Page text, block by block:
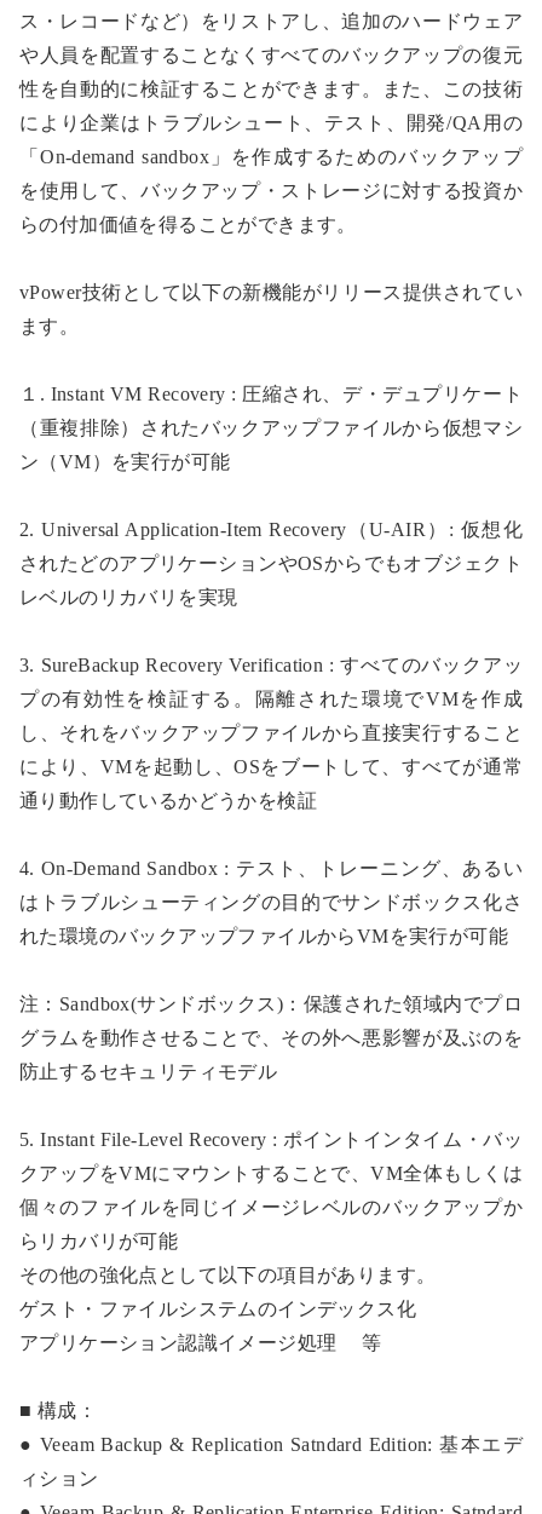
ス・レコードなど）をリストアし、追加のハードウェア
や人員を配置することなくすべてのバックアップの復元
性を自動的に検証することができます。また、この技術
により企業はトラブルシュート、テスト、開発/QA用の
「On-demand sandbox」を作成するためのバックアップ
を使用して、バックアップ・ストレージに対する投資か
らの付加価値を得ることができます。
vPower技術として以下の新機能がリリース提供されてい
ます。
１. Instant VM Recovery : 圧縮され、デ・デュプリケート
（重複排除）されたバックアップファイルから仮想マシ
ン（VM）を実行が可能
2. Universal Application-Item Recovery（U-AIR）: 仮想化
されたどのアプリケーションやOSからでもオブジェクト
レベルのリカバリを実現
3. SureBackup Recovery Verification :すべてのバックアッ
プの有効性を検証する。隔離された環境でVMを作成
し、それをバックアップファイルから直接実行すること
により、VMを起動し、OSをブートして、すべてが通常
通り動作しているかどうかを検証
4. On-Demand Sandbox : テスト、トレーニング、あるい
はトラブルシューティングの目的でサンドボックス化さ
れた環境のバックアップファイルからVMを実行が可能
注：Sandbox(サンドボックス)：保護された領域内でプロ
グラムを動作させることで、その外へ悪影響が及ぶのを
防止するセキュリティモデル
5. Instant File-Level Recovery : ポイントインタイム・バッ
クアップをVMにマウントすることで、VM全体もしくは
個々のファイルを同じイメージレベルのバックアップか
らリカバリが可能
その他の強化点として以下の項目があります。
ゲスト・ファイルシステムのインデックス化
アプリケーション認識イメージ処理 等
■ 構成：
● Veeam Backup & Replication Satndard Edition: 基本エデ
ィション